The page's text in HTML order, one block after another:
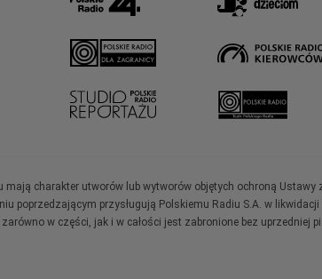
charakter utworów lub wytworów objętych ochroną Ustawy
poprzedzającym przysługują Polskiemu Radiu S.A. w
w części, jak i w całości jest zabronione bez uprzedniej